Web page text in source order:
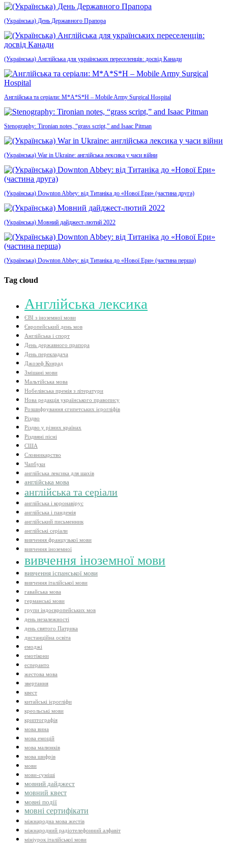
(Українська) День Державного Прапора
(Українська) Англійська для українських переселенців: досвід Канади
Англійська та серіали: M*A*S*H – Mobile Army Surgical Hospital
Stenography: Tironian notes, “grass script,” and Isaac Pitman
(Українська) War in Ukraine: англійська лексика у часи війни
(Українська) Downton Abbey: від Титаніка до «Нової Ери» (частина друга)
(Українська) Мовний дайджест-лютий 2022
(Українська) Downton Abbey: від Титаніка до «Нової Ери» (частина перша)
Tag cloud
Aнглійська лексика
ЄВІ з іноземної мови
Європейський день мов
Англійська і спорт
День державного прапора
День перекладача
Джозеф Конрад
Змішані мови
Мальтійська мова
Нобелівська премія з літератури
Нова редакція українського правопису
Розшифрування єгипетських ієрогліфів
Різдво
Різдво у різних країнах
Різдвяні пісні
США
Словникарство
Чапбуки
англійська лексика для шахів
англійська мова
англійська та серіали
англійська і коронавірус
англійська і пандемія
англійський письменник
англійські серіали
вивчення французької мови
вивчення іноземної
вивчення іноземної мови
вивчення іспанської мови
вивчення італійської мови
гавайська мова
германські мови
групи індоєвропейських мов
день незалежності
день святого Патрика
дистанційна освіта
емоджі
емотікони
есперанто
жестова мова
звертання
квест
китайські ієрогліфи
креольські мови
криптографія
мова вина
мова емоцій
мова малюнків
мова шифрів
мови
мови-суміші
мовний дайджест
мовний квест
мовні події
мовні сертифікати
міжнародна мова жестів
міжнародний радіотелефонний алфавіт
мініурок італійської мови